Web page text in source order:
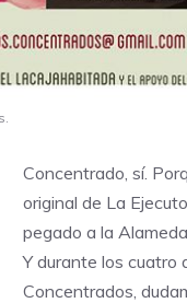
Concentrado, sí.
original de La
pegado a la
Y durante los cuatro
Concentrados,